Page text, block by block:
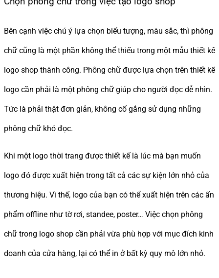
Bên cạnh việc chú ý lựa chọn biểu tượng, màu sắc, thì phông
chữ cũng là một phần không thể thiếu trong một mẫu thiết kế
logo shop thành công. Phông chữ được lựa chọn trên thiết kế
logo cần phải là một phông chữ giúp cho người đọc dễ nhìn.
Tức là phải thật đơn giản, không cố gắng sử dụng những
phông chữ khó đọc.
Khi một logo thời trang được thiết kế là lúc mà bạn muốn
logo đó được xuất hiện trong tất cả các sự kiện lớn nhỏ của
thương hiệu. Vì thế, logo của bạn có thể xuất hiện trên các ấn
phẩm offline như tờ rơi, standee, poster… Việc chọn phông
chữ trong logo shop cần phải vừa phù hợp với mục đích kinh
doanh của cửa hàng, lại có thể in ở bất kỳ quy mô lớn nhỏ.